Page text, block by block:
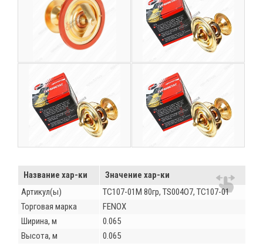
Название хар-ки
Значение хар-ки
Артикул(ы)
ТС107-01М 80гр, TS004O7, ТС107-01
Торговая марка
FENOX
Ширина, м
0.065
Высота, м
0.065